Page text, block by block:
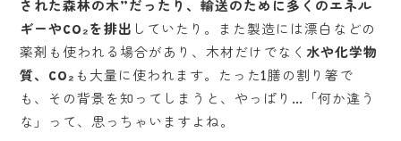
された森林の木” だったり、輸送のために多くのエネル
ギーやCO₂を排出 していたり。また製造には漂白などの
薬剤も使われる場合があり、木材だけでなく 水や化学物
質、CO₂ も大量に使われます。たった1膳の割り箸で
も、その背景を知ってしまうと、やっぱり…「何か違う
な」って、思っちゃいますよね。